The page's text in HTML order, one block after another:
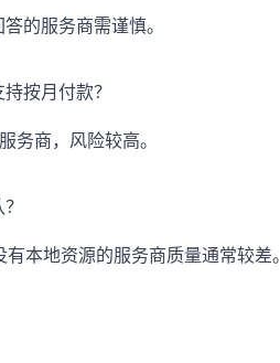
的服务商需谨慎。
按月付款？
务商，风险较高。
本地资源的服务商质量通常较差。